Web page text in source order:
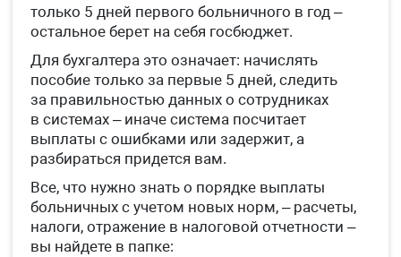
только 5 дней первого больничного в год –
остальное берет на себя госбюджет.
Для бухгалтера это означает: начислять
пособие только за первые 5 дней, следить
за правильностью данных о сотрудниках
в системах – иначе система посчитает
выплаты с ошибками или задержит, а
разбираться придется вам.
Все, что нужно знать о порядке выплаты
больничных с учетом новых норм, – расчеты,
налоги, отражение в налоговой отчетности –
вы найдете в папке: